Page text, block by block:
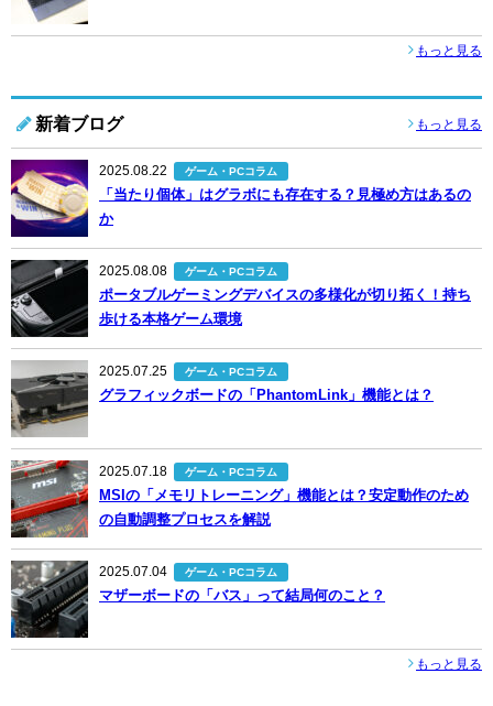
もっと見る
新着ブログ もっと見る
2025.08.22 ゲーム・PCコラム
「当たり個体」はグラボにも存在する？見極め方はあるの
か
2025.08.08 ゲーム・PCコラム
ポータブルゲーミングデバイスの多様化が切り拓く！持ち
歩ける本格ゲーム環境
2025.07.25 ゲーム・PCコラム
グラフィックボードの「PhantomLink」機能とは？
2025.07.18 ゲーム・PCコラム
MSIの「メモリトレーニング」機能とは？安定動作のため
の自動調整プロセスを解説
2025.07.04 ゲーム・PCコラム
マザーボードの「バス」って結局何のこと？
もっと見る